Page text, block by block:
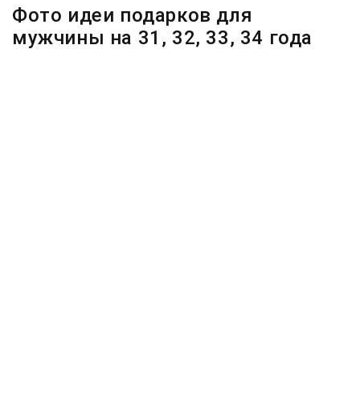
Фото идеи подарков для
мужчины на 31, 32, 33, 34 года